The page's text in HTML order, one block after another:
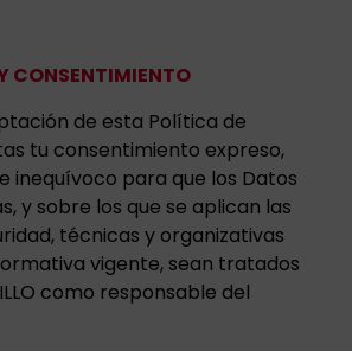
CONSENTIMIENTO
de esta Política de
tu consentimiento expreso,
inequívoco para que los Datos
y sobre los que se aplican las
técnicas y organizativas
vigente, sean tratados
como responsable del